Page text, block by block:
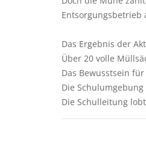
Entsorgungsbetrieb
​Das Ergebnis der
​Über 20 volle
​Das Bewusstsein
​Die
​Die Schulleitung